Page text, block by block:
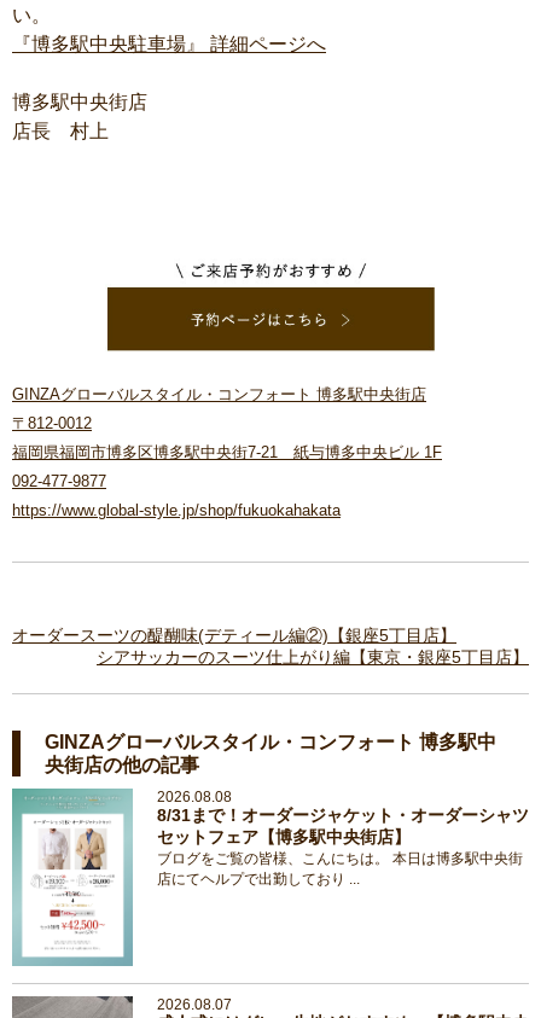
い。
『博多駅中央駐車場』 詳細ページへ
博多駅中央街店
店長 村上
GINZAグローバルスタイル・コンフォート 博多駅中央街店
〒812-0012
福岡県福岡市博多区博多駅中央街7-21 紙与博多中央ビル 1F
092-477-9877
https://www.global-style.jp/shop/fukuokahakata
オーダースーツの醍醐味(デティール編②)【銀座5丁目店】
シアサッカーのスーツ仕上がり編【東京・銀座5丁目店】
GINZAグローバルスタイル・コンフォート 博多駅中
央街店の他の記事
2026.08.08
8/31まで！オーダージャケット・オーダーシャツ
セットフェア【博多駅中央街店】
ブログをご覧の皆様、こんにちは。 本日は博多駅中央街
店にてヘルプで出勤しており ...
2026.08.07